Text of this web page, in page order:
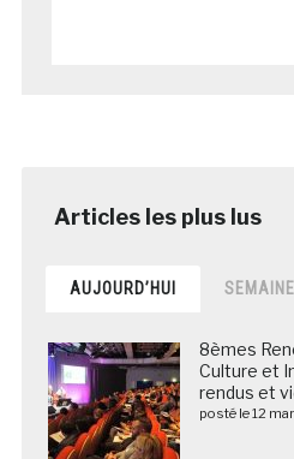
AUJOURD’HUI SEMAINE
8èmes
Culture et
rendus et
posté le 12